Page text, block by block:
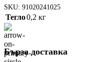
SKU: 91020241025
Тегло0,2 кг
Бърза доставка